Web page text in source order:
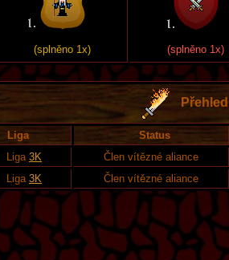
(splněno 1x) (splněno 1x)
Liga
Status
Liga 3K
Člen vítězné aliance
Liga 3K Člen vítězné aliance